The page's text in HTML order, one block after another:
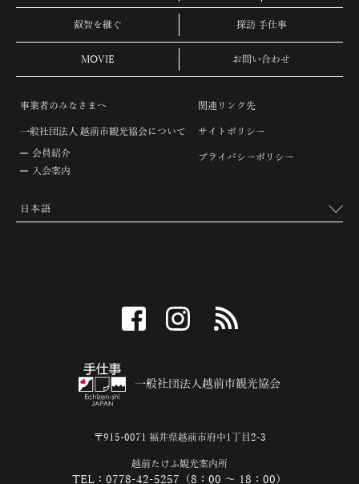
叡智を継ぐ 探訪 手仕事
MOVIE お問い合わせ
事業者のみなさまへ
一般社団法人 越前市観光協会について
会員紹介
入会案内
関連リンク先
サイトポリシー
プライバシーポリシー
facebook instagram
一般社団法人越前市観光協会
〒915-0071 福井県越前市府中1丁目2-3
越前たけふ観光案内所
TEL：0778-42-5257（8：00 ～ 18：00）